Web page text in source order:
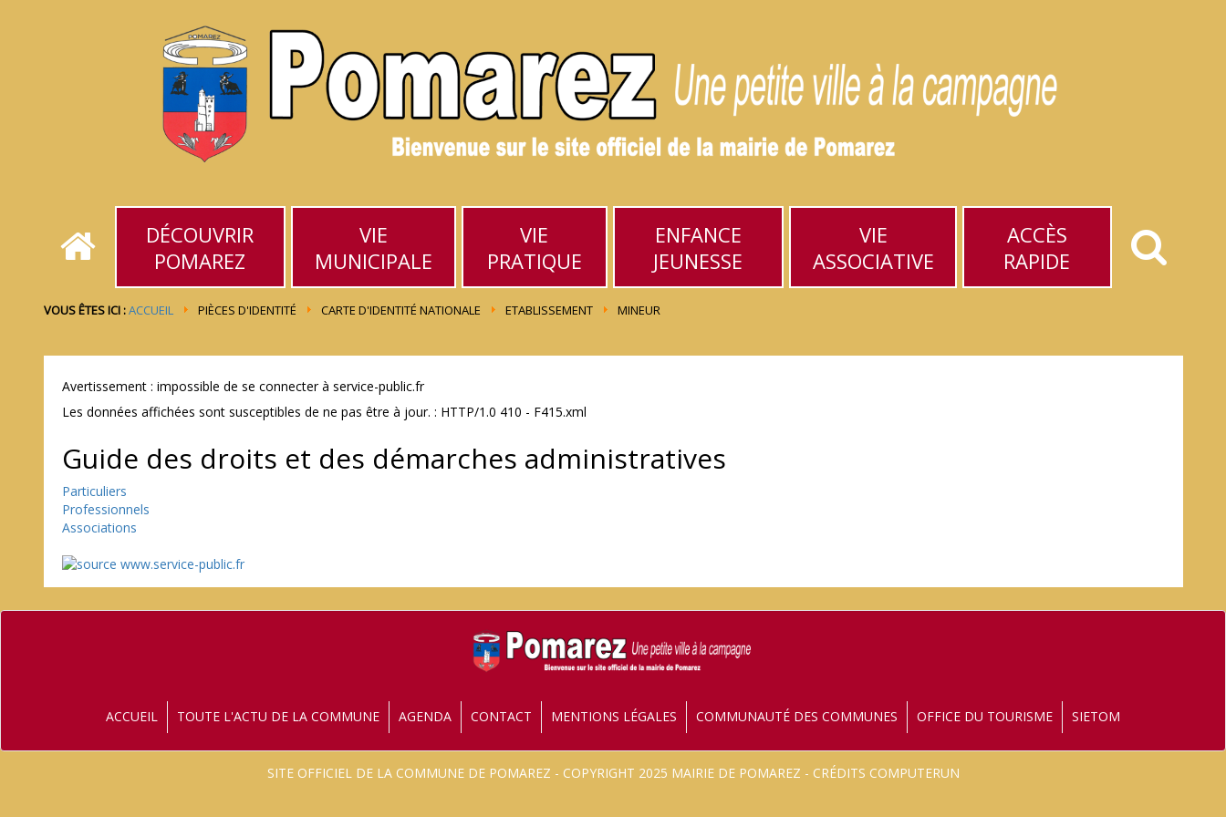
DÉCOUVRIR
POMAREZ
VIE
MUNICIPALE
VIE
PRATIQUE
ENFANCE
JEUNESSE
VIE
ASSOCIATIVE
ACCÈS
RAPIDE
VOUS ÊTES ICI :ACCUEIL PIÈCES D'IDENTITÉ CARTE D'IDENTITÉ NATIONALE ETABLISSEMENT MINEUR
Avertissement : impossible de se connecter à service-public.fr
Les données affichées sont susceptibles de ne pas être à jour. : HTTP/1.0 410 - F415.xml
Guide des droits et des démarches administratives
Particuliers
Professionnels
Associations
ACCUEIL TOUTE L'ACTU DE LA COMMUNE AGENDA CONTACT MENTIONS LÉGALES COMMUNAUTÉ DES COMMUNES OFFICE DU TOURISME SIETOM
SITE OFFICIEL DE LA COMMUNE DE POMAREZ - COPYRIGHT 2025 MAIRIE DE POMAREZ - CRÉDITS COMPUTERUN